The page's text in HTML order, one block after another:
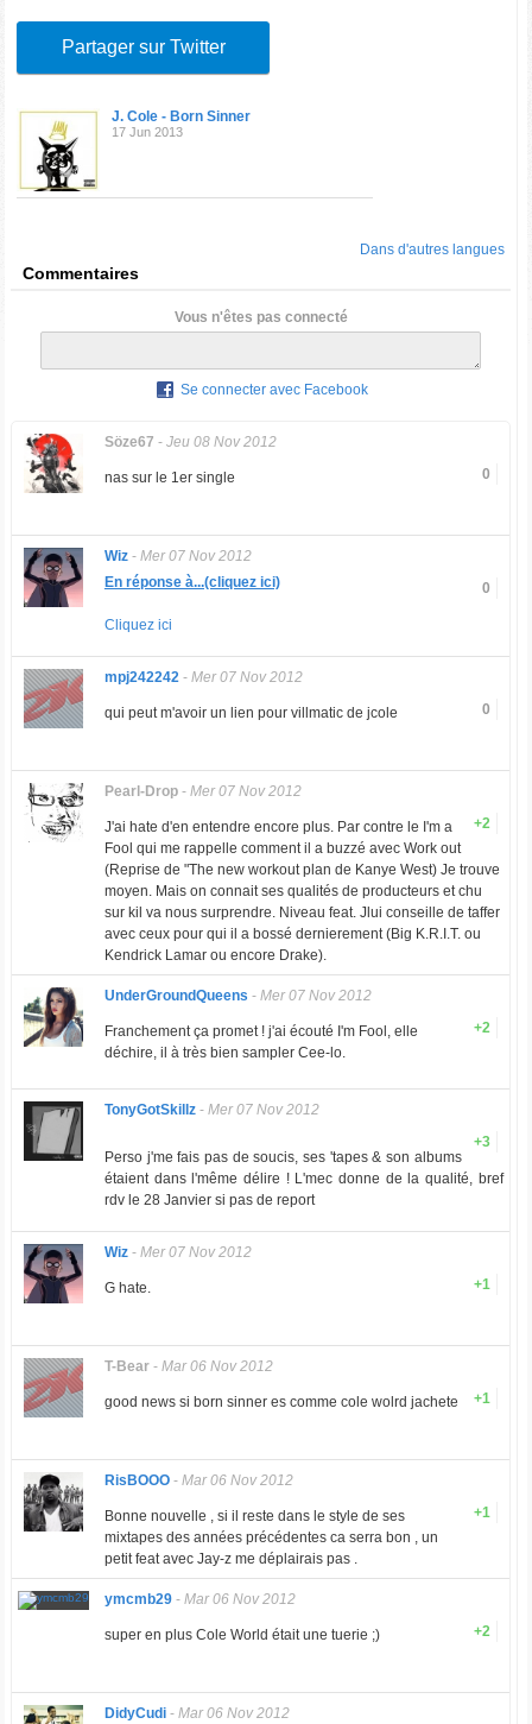
Partager sur Twitter
J. Cole - Born Sinner
17 Jun 2013
Dans d'autres langues
Commentaires
Vous n'êtes pas connecté
Se connecter avec Facebook
Söze67 - Jeu 08 Nov 2012
0
nas sur le 1er single
Wiz- Mer 07 Nov 2012
0
En réponse à...(cliquez ici)
Cliquez ici
mpj242242- Mer 07 Nov 2012
0
qui peut m'avoir un lien pour villmatic de jcole
Pearl-Drop- Mer 07 Nov 2012
+2
J'ai hate d'en entendre encore plus. Par contre le I'm a
Fool qui me rappelle comment il a buzzé avec Work out
(Reprise de "The new workout plan de Kanye West) Je trouve
moyen. Mais on connait ses qualités de producteurs et chu
sur kil va nous surprendre. Niveau feat. Jlui conseille de taffer
avec ceux pour qui il a bossé dernierement (Big K.R.I.T. ou
Kendrick Lamar ou encore Drake).
UnderGroundQueens - Mer 07 Nov 2012
+2
Franchement ça promet ! j'ai écouté I'm Fool, elle
déchire, il à très bien sampler Cee-lo.
TonyGotSkillz- Mer 07 Nov 2012
+3
Perso j'me fais pas de soucis, ses 'tapes & son albums
étaient dans l'même délire ! L'mec donne de la qualité, bref
rdv le 28 Janvier si pas de report
Wiz- Mer 07 Nov 2012
+1
G hate.
T-Bear- Mar 06 Nov 2012
+1
good news si born sinner es comme cole wolrd jachete
RisBOOO- Mar 06 Nov 2012
+1
Bonne nouvelle , si il reste dans le style de ses
mixtapes des années précédentes ca serra bon , un
petit feat avec Jay-z me déplairais pas .
ymcmb29- Mar 06 Nov 2012
+2
super en plus Cole World était une tuerie ;)
DidyCudi- Mar 06 Nov 2012